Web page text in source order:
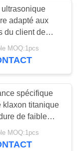
ultrasonique
adapté aux
du client de
rectangle de
soudure
MOQ:1pcs
spécifique
klaxon titanique
de faible
haute
MOQ:1pcs